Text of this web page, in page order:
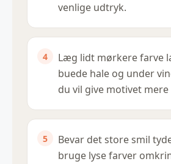
venlige udtryk.
Læg lidt mørkere farve
buede hale og under
du vil give motivet mere
Bevar det store smil
bruge lyse farver